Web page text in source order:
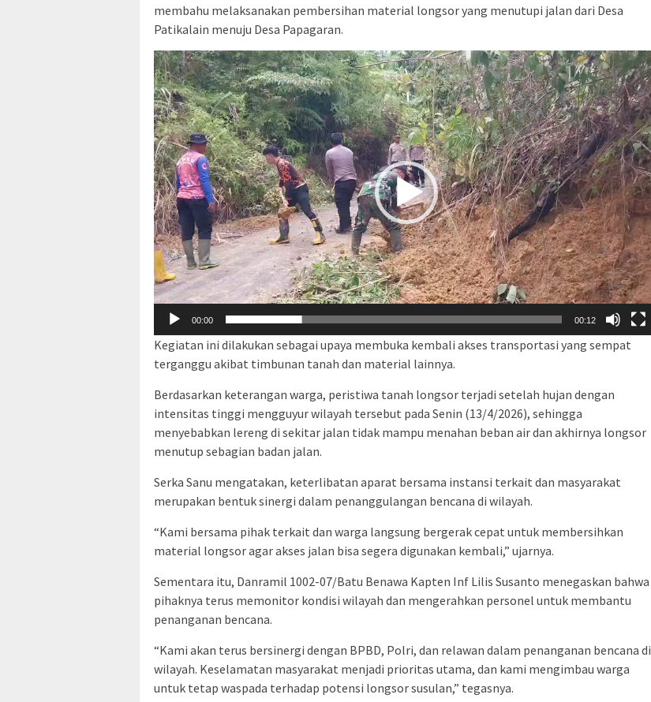
membahu melaksanakan pembersihan material longsor yang menutupi jalan dari Desa
Patikalain menuju Desa Papagaran.
Pemutar
Video
00:00 00:12
Kegiatan ini dilakukan sebagai upaya membuka kembali akses transportasi yang sempat
terganggu akibat timbunan tanah dan material lainnya.
Berdasarkan keterangan warga, peristiwa tanah longsor terjadi setelah hujan dengan
intensitas tinggi mengguyur wilayah tersebut pada Senin (13/4/2026), sehingga
menyebabkan lereng di sekitar jalan tidak mampu menahan beban air dan akhirnya longsor
menutup sebagian badan jalan.
Serka Sanu mengatakan, keterlibatan aparat bersama instansi terkait dan masyarakat
merupakan bentuk sinergi dalam penanggulangan bencana di wilayah.
“Kami bersama pihak terkait dan warga langsung bergerak cepat untuk membersihkan
material longsor agar akses jalan bisa segera digunakan kembali,” ujarnya.
Sementara itu, Danramil 1002-07/Batu Benawa Kapten Inf Lilis Susanto menegaskan bahwa
pihaknya terus memonitor kondisi wilayah dan mengerahkan personel untuk membantu
penanganan bencana.
“Kami akan terus bersinergi dengan BPBD, Polri, dan relawan dalam penanganan bencana di
wilayah. Keselamatan masyarakat menjadi prioritas utama, dan kami mengimbau warga
untuk tetap waspada terhadap potensi longsor susulan,” tegasnya.